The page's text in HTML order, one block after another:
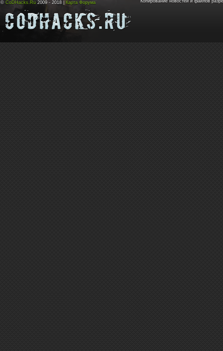
© CoDHacks.Ru 2009 - 2018 | Карта Форума Копирование новостей и файлов